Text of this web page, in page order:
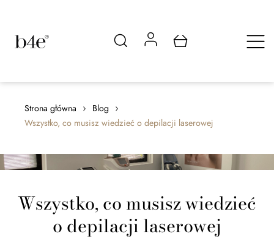
Strona główna › Blog ›
Wszystko, co musisz wiedzieć o depilacji laserowej
Wszystko, co musisz wiedzieć
o depilacji laserowej